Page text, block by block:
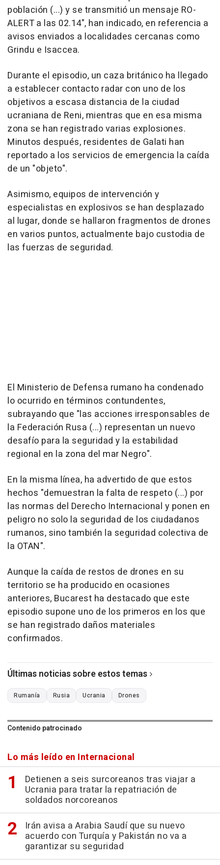
población (...) y se transmitió un mensaje RO-
ALERT a las 02.14", han indicado, en referencia a
avisos enviados a localidades cercanas como
Grindu e Isaccea.
Durante el episodio, un caza británico ha llegado
a establecer contacto radar con uno de los
objetivos a escasa distancia de la ciudad
ucraniana de Reni, mientras que en esa misma
zona se han registrado varias explosiones.
Minutos después, residentes de Galati han
reportado a los servicios de emergencia la caída
de un "objeto".
Asimismo, equipos de intervención y
especialistas en explosivos se han desplazado
al lugar, donde se hallaron fragmentos de drones
en varios puntos, actualmente bajo custodia de
las fuerzas de seguridad.
El Ministerio de Defensa rumano ha condenado
lo ocurrido en términos contundentes,
subrayando que "las acciones irresponsables de
la Federación Rusa (...) representan un nuevo
desafío para la seguridad y la estabilidad
regional en la zona del mar Negro".
En la misma línea, ha advertido de que estos
hechos "demuestran la falta de respeto (...) por
las normas del Derecho Internacional y ponen en
peligro no solo la seguridad de los ciudadanos
rumanos, sino también la seguridad colectiva de
la OTAN".
Aunque la caída de restos de drones en su
territorio se ha producido en ocasiones
anteriores, Bucarest ha destacado que este
episodio supone uno de los primeros en los que
se han registrado daños materiales
confirmados.
Últimas noticias sobre estos temas
Rumanía Rusia Ucrania Drones
Contenido patrocinado
Lo más leído en Internacional
Detienen a seis surcoreanos tras viajar a
Ucrania para tratar la repatriación de
soldados norcoreanos
Irán avisa a Arabia Saudí que su nuevo
acuerdo con Turquía y Pakistán no va a
garantizar su seguridad